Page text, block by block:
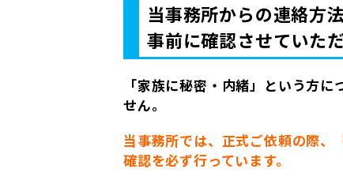
当事務所からの連絡方
事前に確認させていた
「家族に秘密・内緒」という方
せん。
当事務所では、正式ご依頼の際、
確認を必ず行っています。